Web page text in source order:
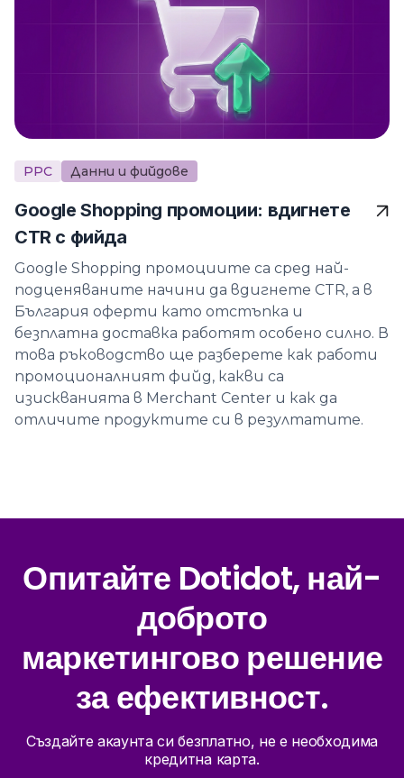
PPC Данни и фийдове
Google Shopping промоции: вдигнете
CTR с фийда
Google Shopping промоциите са сред най-
подценяваните начини да вдигнете CTR, а в
България оферти като отстъпка и
безплатна доставка работят особено силно. В
това ръководство ще разберете как работи
промоционалният фийд, какви са
изискванията в Merchant Center и как да
отличите продуктите си в резултатите.
Опитайте Dotidot, най-
доброто
маркетингово решение
за ефективност.
Създайте акаунта си безплатно, не е необходима
кредитна карта.